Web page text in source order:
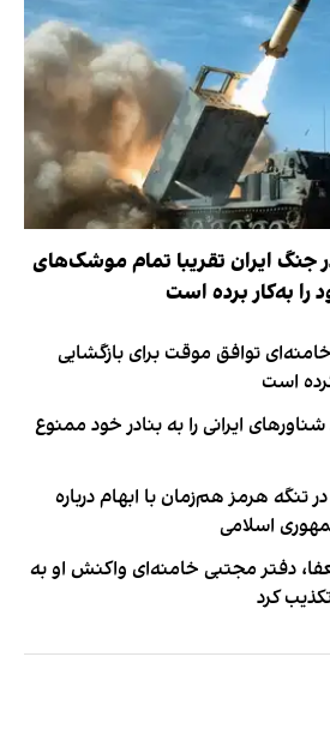
جنگ ایران تقریبا تمام موشک‌های
را به‌کار برده است
توافق موقت برای بازگشایی
است
شناورهای ایرانی را به بنادر خود ممنوع
هرمز هم‌زمان با ابهام درباره
اسلامی
دفتر مجتبی خامنه‌ای واکنش او به
کرد